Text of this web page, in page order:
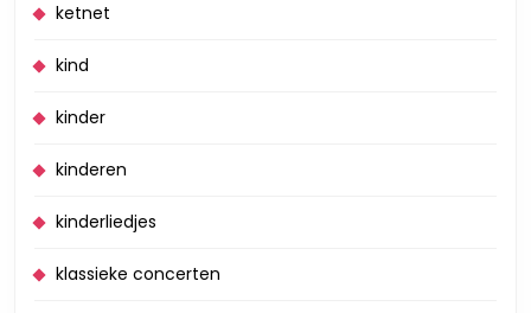
ketnet
kind
kinder
kinderen
kinderliedjes
klassieke concerten